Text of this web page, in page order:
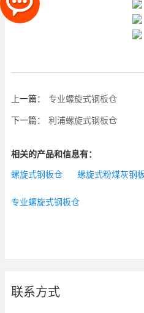
上一篇： 专业螺旋式钢板仓
下一篇： 利浦螺旋式钢板仓
相关的产品和信息有：
螺旋式钢板仓 螺旋式粉煤灰钢
专业螺旋式钢板仓
联系方式